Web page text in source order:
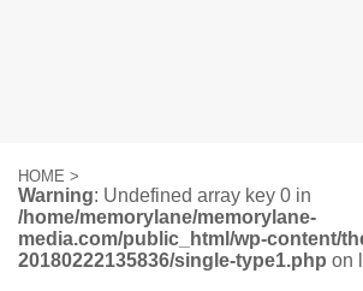
HOME >
Warning: Undefined array key 0 in
/home/memorylane/memorylane-
media.com/public_html/wp-content/
20180222135836/single-type1.php on